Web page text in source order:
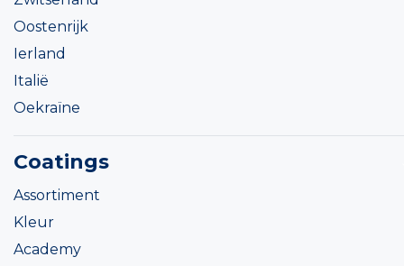
Oostenrijk
Ierland
Italië
Oekraïne
Coatings
Assortiment
Kleur
Academy